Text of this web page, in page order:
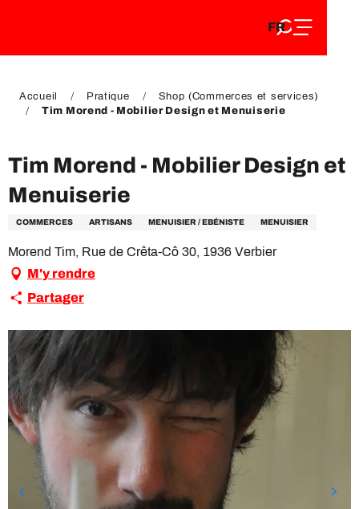
DE
FR
EN
Accueil Pratique
Shop (Commerces et services)
Tim Morend - Mobilier Design et Menuiserie
Tim Morend - Mobilier Design et
Menuiserie
COMMERCES ARTISANS MENUISIER / EBÉNISTE MENUISIER
Morend Tim, Rue de Crêta-Cô 30, 1936 Verbier
M'y rendre
Partager